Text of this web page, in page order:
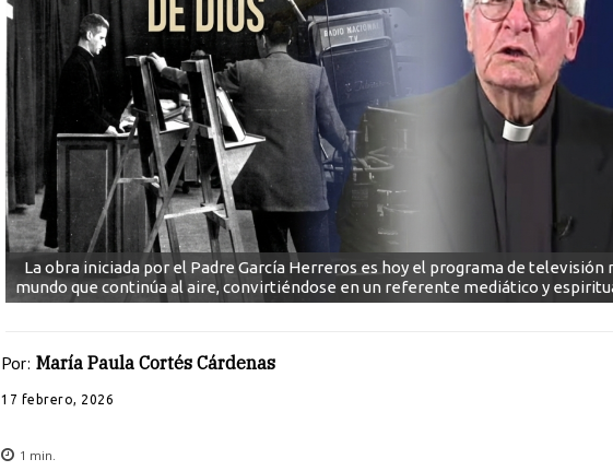
La obra iniciada por el Padre García Herreros es hoy el programa de televisión
mundo que continúa al aire, convirtiéndose en un referente mediático y
Por: María Paula Cortés Cárdenas
17 febrero, 2026
1 min.